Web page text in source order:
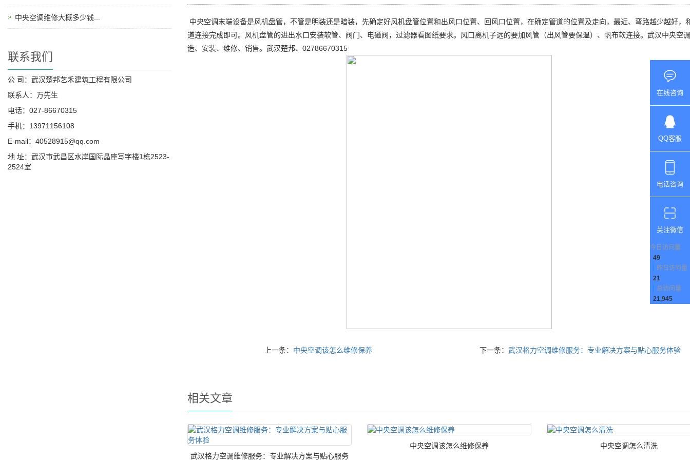
中央空调末端设备是风机盘管，不管是明装还是暗装，先确定好风机盘管位置和出风口位置、回风口位置，在确定管道的位置及走向，最近、弯路越少越好，
道连接完成即可。风机盘管的进出水口安装软管、阀门、电磁阀，过滤器看图纸要求。风口离机子远的要加风管（出风管要保温）、帆布软连接。武汉中央空
造、安装、维修、销售。武汉楚邦、02786670315
上一条： 中央空调该怎么维修保养 下一条： 武汉格力空调维修服务：专业解决方案与贴心服务体验
相关文章
武汉格力空调维修服务：专业解决方案与贴心服务
中央空调该怎么维修保养 中央空调怎么清洗
中央空调维修大概多少钱...
联系我们
公 司：武汉楚邦艺禾建筑工程有限公司
联系人：万先生
电话：027-86670315
手机：13971156108
E-mail：40528915@qq.com
地 址：武汉市武昌区水岸国际晶座写字楼1栋2523-
2524室
在线咨询
QQ客服
电话咨询
关注微信
今日访问量
49
昨日访问量
21
总访问量
21,945